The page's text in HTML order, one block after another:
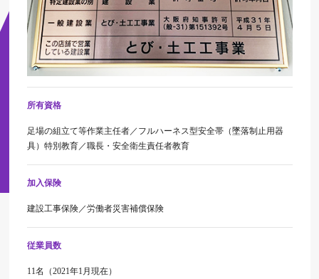
所有資格
足場の組立て等作業主任者／フルハーネス型安全帯（墜落制止用器
具）特別教育／職長・安全衛生責任者教育
加入保険
建設工事保険／労働者災害補償保険
従業員数
11名（2021年1月現在）